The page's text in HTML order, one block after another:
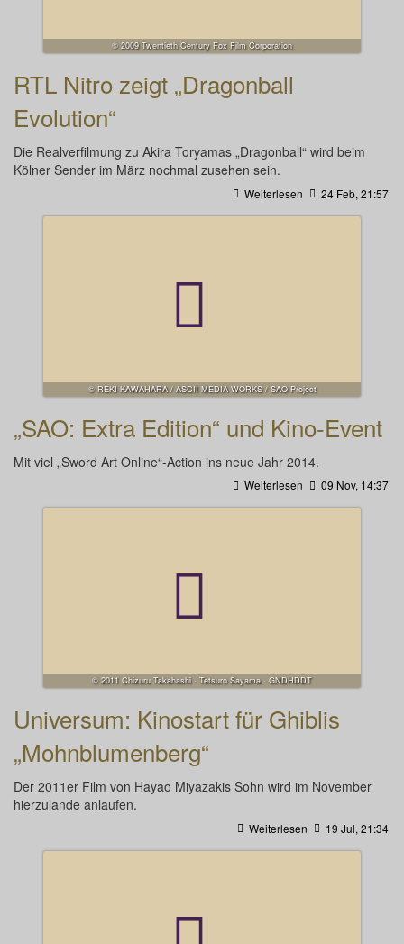
© 2009 Twentieth Century Fox Film Corporation
RTL Nitro zeigt „Dragonball
Evolution“
Die Realverfilmung zu Akira Toryamas „Dragonball“ wird beim
Kölner Sender im März nochmal zusehen sein.
Weiterlesen 24 Feb, 21:57
© REKI KAWAHARA / ASCII MEDIA WORKS / SAO Project
„SAO: Extra Edition“ und Kino-Event
Mit viel „Sword Art Online“-Action ins neue Jahr 2014.
Weiterlesen 09 Nov, 14:37
© 2011 Chizuru Takahashi · Tetsuro Sayama · GNDHDDT
Universum: Kinostart für Ghiblis
„Mohnblumenberg“
Der 2011er Film von Hayao Miyazakis Sohn wird im November
hierzulande anlaufen.
Weiterlesen 19 Jul, 21:34